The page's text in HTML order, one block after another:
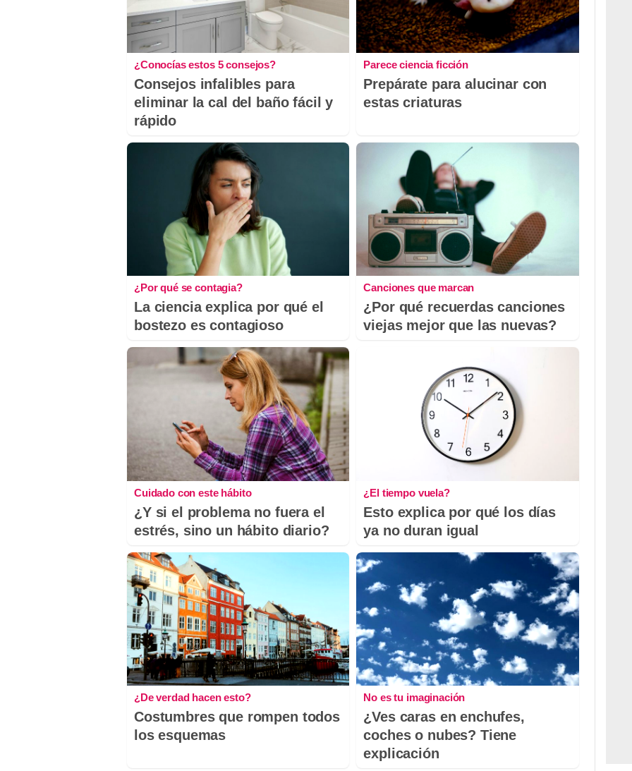
¿Conocías estos 5 consejos?
Consejos infalibles para
eliminar la cal del baño fácil y
rápido
Parece ciencia ficción
Prepárate para alucinar con
estas criaturas
¿Por qué se contagia?
La ciencia explica por qué el
bostezo es contagioso
Canciones que marcan
¿Por qué recuerdas canciones
viejas mejor que las nuevas?
Cuidado con este hábito
¿Y si el problema no fuera el
estrés, sino un hábito diario?
¿El tiempo vuela?
Esto explica por qué los días
ya no duran igual
¿De verdad hacen esto?
Costumbres que rompen todos
los esquemas
No es tu imaginación
¿Ves caras en enchufes,
coches o nubes? Tiene
explicación